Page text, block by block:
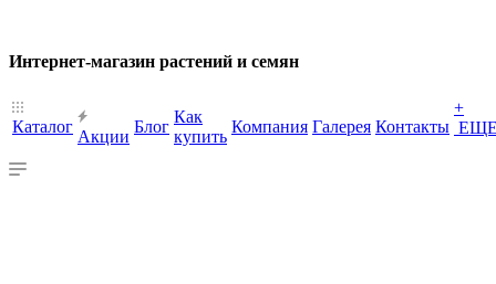
Интернет-магазин растений и семян
Каталог
Акции
Блог
Как
купить
Компания Галерея Контакты
+